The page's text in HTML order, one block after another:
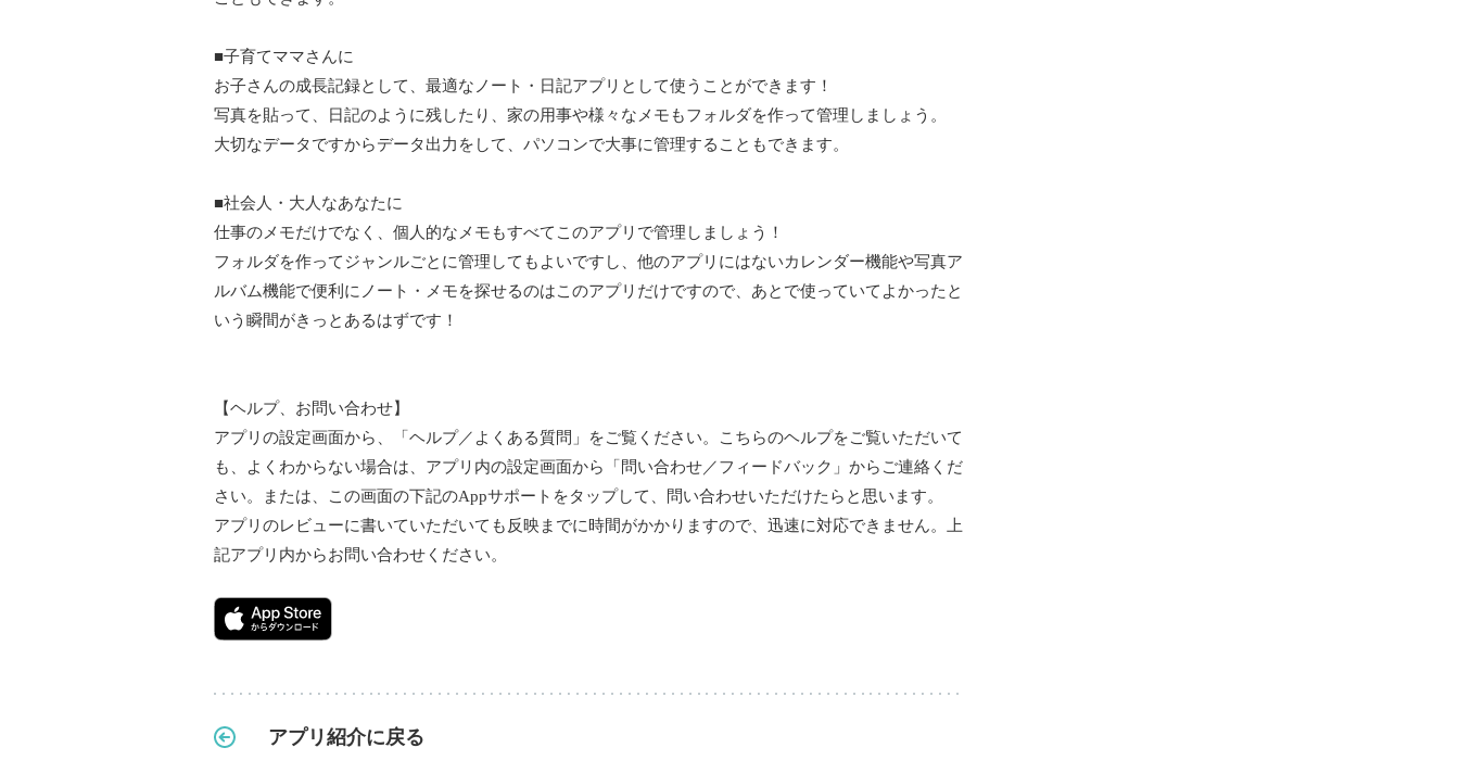
■子育てママさんに
お子さんの成長記録として、最適なノート・日記アプリとして使うことができます！
写真を貼って、日記のように残したり、家の用事や様々なメモもフォルダを作って管理しましょう。
大切なデータですからデータ出力をして、パソコンで大事に管理することもできます。
■社会人・大人なあなたに
仕事のメモだけでなく、個人的なメモもすべてこのアプリで管理しましょう！
フォルダを作ってジャンルごとに管理してもよいですし、他のアプリにはないカレンダー機能や写真ア
ルバム機能で便利にノート・メモを探せるのはこのアプリだけですので、あとで使っていてよかったと
いう瞬間がきっとあるはずです！
【ヘルプ、お問い合わせ】
アプリの設定画面から、「ヘルプ／よくある質問」をご覧ください。こちらのヘルプをご覧いただいて
も、よくわからない場合は、アプリ内の設定画面から「問い合わせ／フィードバック」からご連絡くだ
さい。または、この画面の下記のAppサポートをタップして、問い合わせいただけたらと思います。
アプリのレビューに書いていただいても反映までに時間がかかりますので、迅速に対応できません。上
記アプリ内からお問い合わせください。
アプリ紹介に戻る